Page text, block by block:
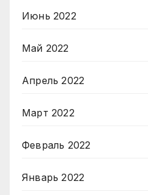
Июнь 2022
Май 2022
Апрель 2022
Март 2022
Февраль 2022
Январь 2022